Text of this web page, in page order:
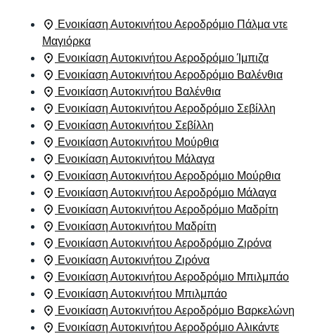
Ενοικίαση Αυτοκινήτου Αεροδρόμιο Πάλμα ντε
Μαγιόρκα
Ενοικίαση Αυτοκινήτου Αεροδρόμιο Ίμπιζα
Ενοικίαση Αυτοκινήτου Αεροδρόμιο Βαλένθια
Ενοικίαση Αυτοκινήτου Βαλένθια
Ενοικίαση Αυτοκινήτου Αεροδρόμιο Σεβίλλη
Ενοικίαση Αυτοκινήτου Σεβίλλη
Ενοικίαση Αυτοκινήτου Μούρθια
Ενοικίαση Αυτοκινήτου Μάλαγα
Ενοικίαση Αυτοκινήτου Αεροδρόμιο Μούρθια
Ενοικίαση Αυτοκινήτου Αεροδρόμιο Μάλαγα
Ενοικίαση Αυτοκινήτου Αεροδρόμιο Μαδρίτη
Ενοικίαση Αυτοκινήτου Μαδρίτη
Ενοικίαση Αυτοκινήτου Αεροδρόμιο Ζιρόνα
Ενοικίαση Αυτοκινήτου Ζιρόνα
Ενοικίαση Αυτοκινήτου Αεροδρόμιο Μπιλμπάο
Ενοικίαση Αυτοκινήτου Μπιλμπάο
Ενοικίαση Αυτοκινήτου Αεροδρόμιο Βαρκελώνη
Ενοικίαση Αυτοκινήτου Αεροδρόμιο Αλικάντε